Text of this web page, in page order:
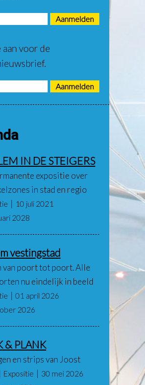
voor de
IN DE STEIGERS
expositie over
in stad en regio
10 juli 2021
2028
vestingstad
van poort tot poort. Alle
nu eindelijk in beeld
01 april 2026
2026
& PLANK
en strips van Joost
Expositie
30 mei 2026